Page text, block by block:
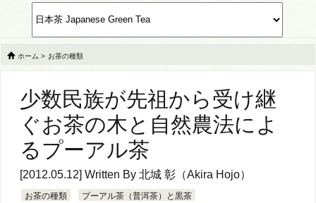
ホーム > お茶の種類
少数民族が先祖から受け継
ぐお茶の木と自然農法によ
るプーアル茶
[2012.05.12] Written By 北城 彰（Akira Hojo）
お茶の種類
プーアル茶（普洱茶）と黒茶